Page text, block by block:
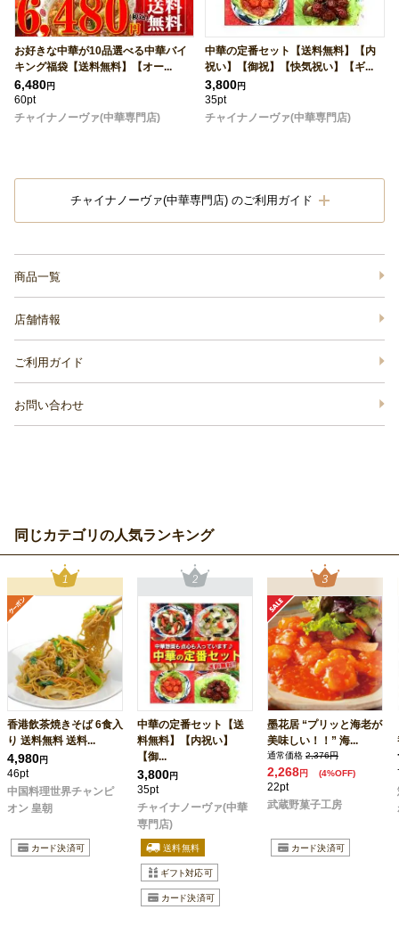
お好きな中華が10品選べる中華バイ
キング福袋【送料無料】【オー...
6,480円
60pt
チャイナノーヴァ(中華専門店)
中華の定番セット【送料無料】【内
祝い】【御祝】【快気祝い】【ギ...
3,800円
35pt
チャイナノーヴァ(中華専門店)
チャイナノーヴァ(中華専門店) のご利用ガイド
商品一覧
店舗情報
ご利用ガイド
お問い合わせ
同じカテゴリの人気ランキング
香港飲茶焼きそば 6食入
り 送料無料 送料...
4,980円
46pt
中国料理世界チャンピ
オン 皇朝
中華の定番セット【送
料無料】【内祝い】
【御...
3,800円
35pt
チャイナノーヴァ(中華
専門店)
墨花居 “プリッと海老が
美味しい！！” 海...
通常価格 2,376円
2,268円 (4%OFF)
22pt
武蔵野菓子工房